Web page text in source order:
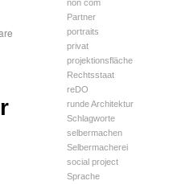
non com
Partner
portraits
privat
projektionsfläche
Rechtsstaat
reDO
runde Architektur
Schlagworte
selbermachen
Selbermacherei
social project
Sprache